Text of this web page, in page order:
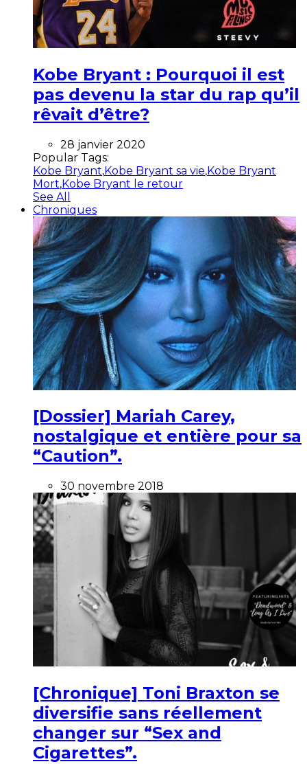
Kobe Bryant : Pourquoi il est
pas devenu la star du rap qu’il
rêvait d’être?
28 janvier 2020
Popular Tags:
Kobe Bryant,Kobe Bryant sa vie,Kobe Bryant
Mort,Kobe Bryant le retour
See All
Chroniques
[Dossier] Mariah Carey,
nostalgique et entière pour sa
“Caution”.
30 novembre 2018
[Chronique] Toni Braxton se
diversifie sans réellement
changer sur “Sex and
Cigarettes”.